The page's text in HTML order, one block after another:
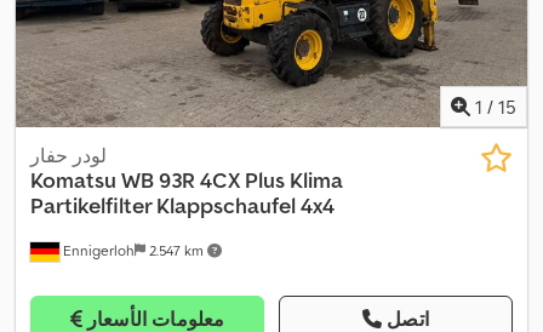
1 / 15
Ennigerloh 2.547 km
لودر حفار
Komatsu WB 93R 4CX Plus Klima
Partikelfilter Klappschaufel 4x4
معلومات الأسعار اتصل